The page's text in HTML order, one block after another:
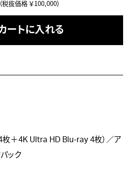
抜価格 ￥100,000)
ートに入れる
枚＋4K Ultra HD Blu-ray 4枚）／ア
ック